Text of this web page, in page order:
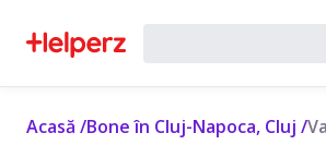
Acasă /Bone în Cluj-Napoca, Cluj /